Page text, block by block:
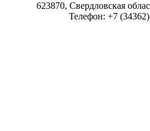
623870, Свердловская
Телефон: +7